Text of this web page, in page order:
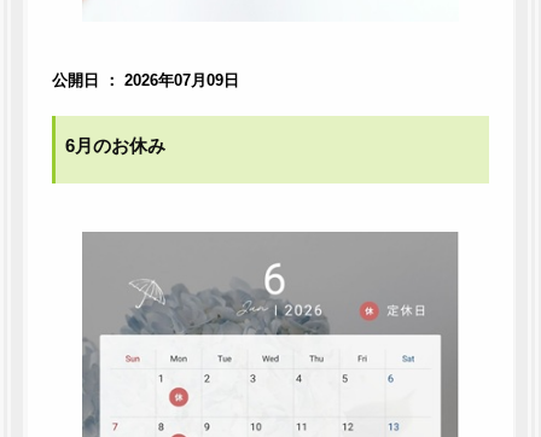
公開日 ： 2026年07月09日
6月のお休み